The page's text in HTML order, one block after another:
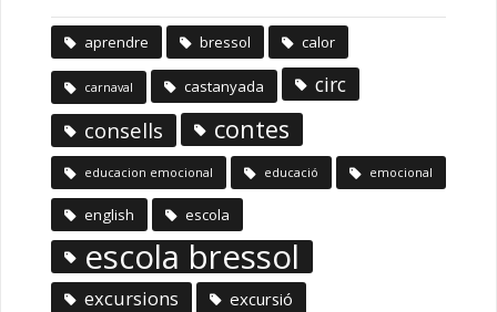
aprendre bressol calor
carnaval castanyada circ
consells contes
educacion emocional educació emocional
english escola
escola bressol
excursions excursió